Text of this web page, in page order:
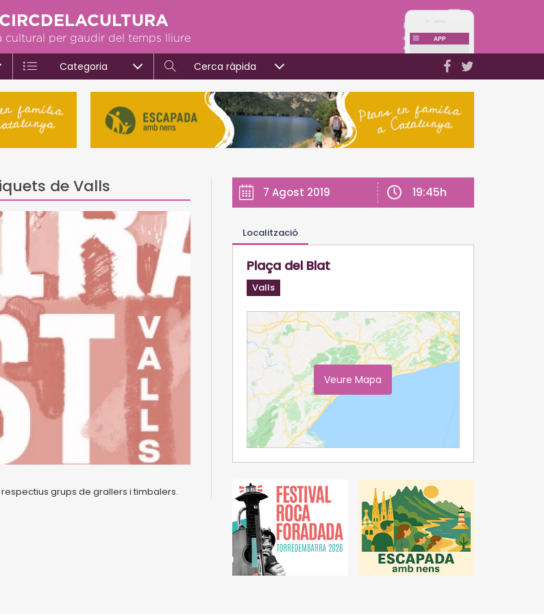
CIRCDELACULTURA
cultural per gaudir del temps lliure
Categoria Cerca ràpida
de Valls
grups de grallers i timbalers.
7 Agost 2019 19:45h
Localització
Plaça del Blat
Valls
Veure Mapa